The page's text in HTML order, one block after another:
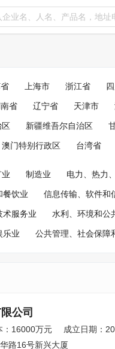
上海市 浙江省
省 辽宁省 天津市
区 新疆维吾尔自治区
澳门特别行政区 台湾省
制造业 电力、热力
餐饮业 信息传输、软件和
术服务业 水利、环境和公
乐业 公共管理、社会保障
公司
：16000万元
成立日期：
路16号新兴大厦